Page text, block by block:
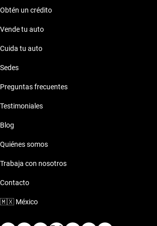
Obtén un crédito
Vende tu auto
Cuida tu auto
Sedes
Preguntas frecuentes
Testimoniales
Blog
Quiénes somos
Trabaja con nosotros
Contacto
🇲🇽 México